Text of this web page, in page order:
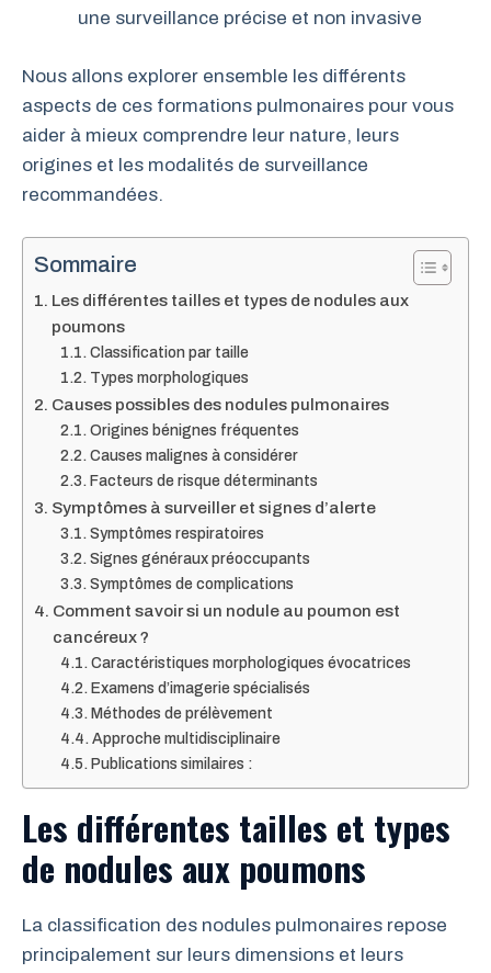
une surveillance précise et non invasive
Nous allons explorer ensemble les différents
aspects de ces formations pulmonaires pour vous
aider à mieux comprendre leur nature, leurs
origines et les modalités de surveillance
recommandées.
Sommaire
Les différentes tailles et types de nodules aux
poumons
Classification par taille
Types morphologiques
Causes possibles des nodules pulmonaires
Origines bénignes fréquentes
Causes malignes à considérer
Facteurs de risque déterminants
Symptômes à surveiller et signes d’alerte
Symptômes respiratoires
Signes généraux préoccupants
Symptômes de complications
Comment savoir si un nodule au poumon est
cancéreux ?
Caractéristiques morphologiques évocatrices
Examens d’imagerie spécialisés
Méthodes de prélèvement
Approche multidisciplinaire
Publications similaires :
Les différentes tailles et types
de nodules aux poumons
La classification des nodules pulmonaires repose
principalement sur leurs dimensions et leurs